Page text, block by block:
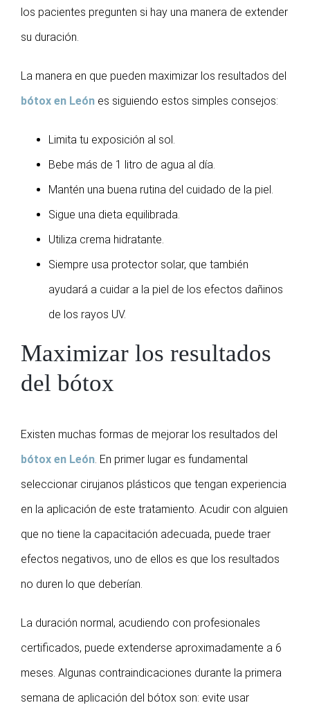
los pacientes pregunten si hay una manera de extender
su duración.
La manera en que pueden maximizar los resultados del
bótox en León es siguiendo estos simples consejos:
Limita tu exposición al sol.
Bebe más de 1 litro de agua al día.
Mantén una buena rutina del cuidado de la piel.
Sigue una dieta equilibrada.
Utiliza crema hidratante.
Siempre usa protector solar, que también
ayudará a cuidar a la piel de los efectos dañinos
de los rayos UV.
Maximizar los resultados
del bótox
Existen muchas formas de mejorar los resultados del
bótox en León. En primer lugar es fundamental
seleccionar cirujanos plásticos que tengan experiencia
en la aplicación de este tratamiento. Acudir con alguien
que no tiene la capacitación adecuada, puede traer
efectos negativos, uno de ellos es que los resultados
no duren lo que deberían.
La duración normal, acudiendo con profesionales
certificados, puede extenderse aproximadamente a 6
meses. Algunas contraindicaciones durante la primera
semana de aplicación del bótox son: evite usar